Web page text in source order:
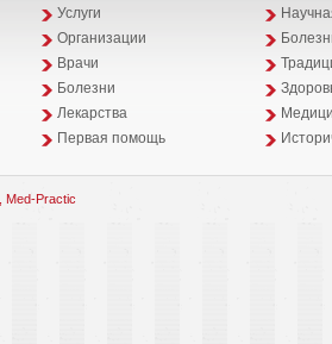
Услуги
Организации
Врачи
Болезни
Лекарства
Первая помощь
Practic